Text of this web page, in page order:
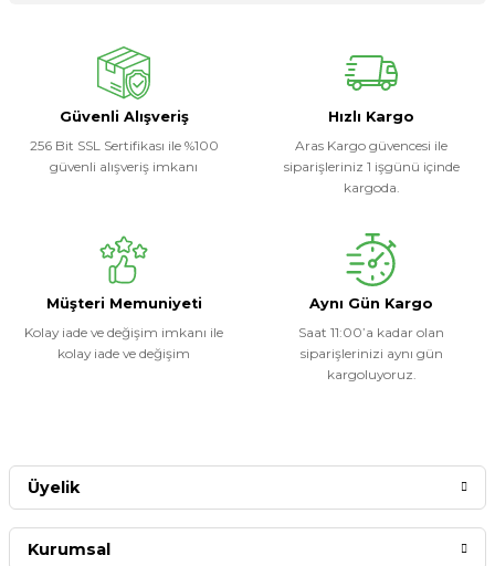
Güvenli Alışveriş
256 Bit SSL Sertifikası ile %100
güvenli alışveriş imkanı
Hızlı Kargo
Aras Kargo güvencesi ile
siparişleriniz 1 işgünü içinde
kargoda.
Müşteri Memuniyeti
Kolay iade ve değişim imkanı ile
kolay iade ve değişim
Aynı Gün Kargo
Saat 11:00’a kadar olan
siparişlerinizi aynı gün
kargoluyoruz.
Üyelik
Kurumsal